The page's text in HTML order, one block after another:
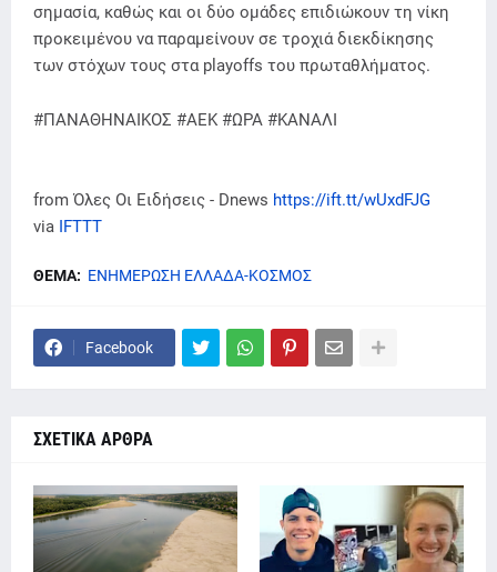
σημασία, καθώς και οι δύο ομάδες επιδιώκουν τη νίκη
προκειμένου να παραμείνουν σε τροχιά διεκδίκησης
των στόχων τους στα playoffs του πρωταθλήματος.
#ΠΑΝΑΘΗΝΑΙΚΟΣ #ΑΕΚ #ΩΡΑ #ΚΑΝΑΛΙ
from Όλες Οι Ειδήσεις - Dnews https://ift.tt/wUxdFJG
via IFTTT
ΘΕΜΑ: ΕΝΗΜΕΡΩΣΗ ΕΛΛΑΔΑ-ΚΟΣΜΟΣ
Facebook
ΣΧΕΤΙΚΑ ΑΡΘΡΑ